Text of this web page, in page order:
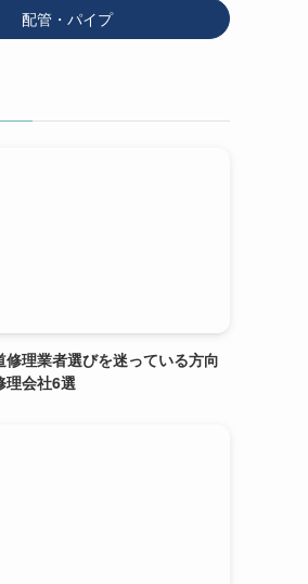
配管・パイプ
修理業者選びを迷っている方向
理会社6選